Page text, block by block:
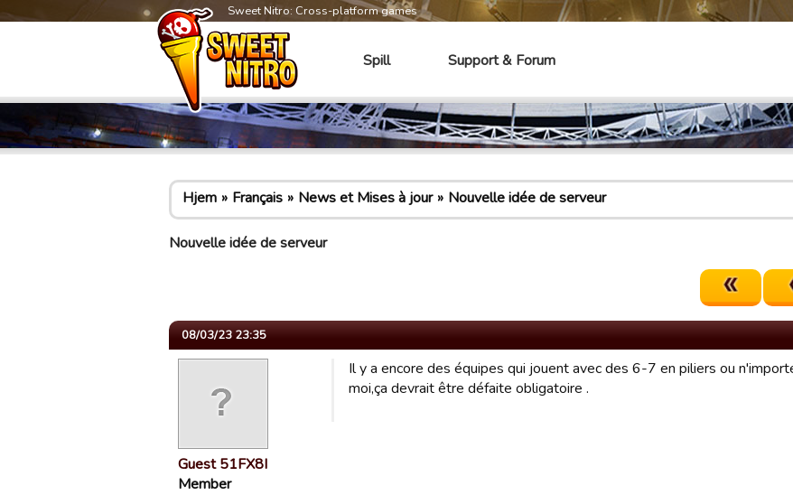
Sweet Nitro: Cross-platform games
Spill Support & Forum
Hjem Français News et Mises à jour Nouvelle idée de serveur
Nouvelle idée de serveur
08/03/23 23:35
Guest 51FX8I
Member
Il y a encore des équipes qui jouent avec des 6-7 en piliers ou
moi,ça devrait être défaite obligatoire .